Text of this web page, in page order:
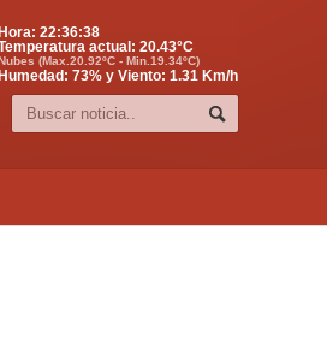
Hora: 22:36:38
actual: 20.43°C
(Max.20.92ºC - Min.19.34ºC)
Humedad: 73% y Viento: 1.31 Km/h